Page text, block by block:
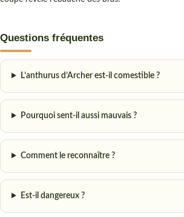
Questions fréquentes
L’anthurus d’Archer est-il comestible ?
Pourquoi sent-il aussi mauvais ?
Comment le reconnaître ?
Est-il dangereux ?